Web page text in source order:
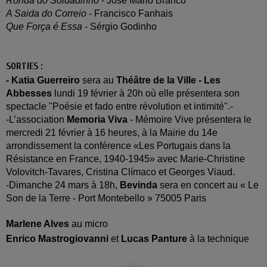
A Saida do Correio - Francisco Fanhais
Que Força é Essa - Sérgio Godinho
SORTIES :
- Katia Guerreiro sera au Théâtre de la Ville - Les
Abbesses lundi 19 février à 20h où elle présentera son
spectacle "Poésie et fado entre révolution et intimité".-
-L’association Memoria Viva - Mémoire Vive présentera le
mercredi 21 février à 16 heures, à la Mairie du 14e
arrondissement la conférence «Les Portugais dans la
Résistance en France, 1940-1945» avec Marie-Christine
Volovitch-Tavares, Cristina Clímaco et Georges Viaud.
-Dimanche 24 mars à 18h, Bevinda sera en concert au « Le
Son de la Terre - Port Montebello » 75005 Paris
Marlene Alves au micro
Enrico Mastrogiovanni et Lucas Panture à la technique